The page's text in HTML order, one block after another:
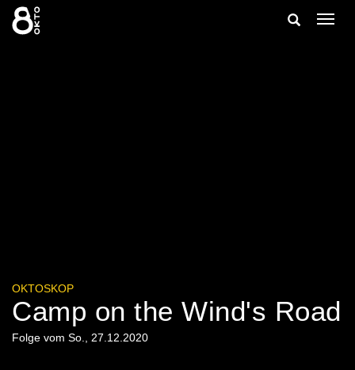
Zum
Inhalt
springen
Suche
OKTOSKOP
Camp on the Wind's Road
Folge vom So., 27.12.2020